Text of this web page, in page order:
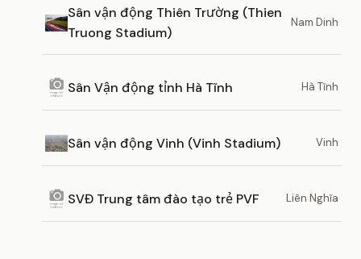
Sân vận động Thiên Trường (Thien
Truong Stadium)
Nam Dinh
Sân Vận động tỉnh Hà Tĩnh Hà Tĩnh
Sân vận động Vinh (Vinh Stadium) Vinh
SVĐ Trung tâm đào tạo trẻ PVF Liên Nghĩa